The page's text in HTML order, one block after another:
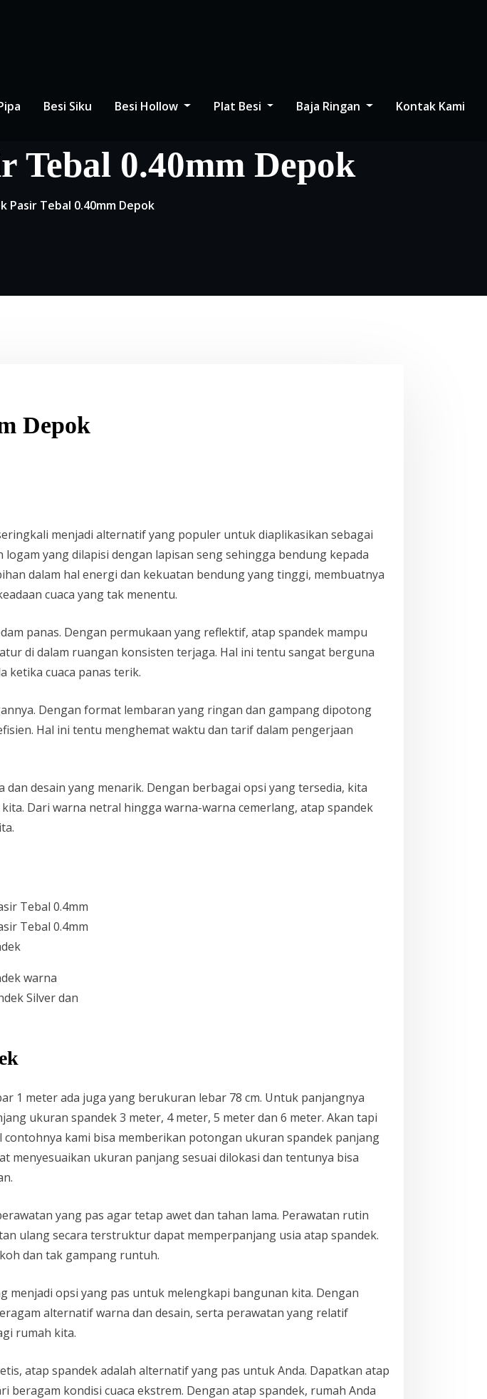
Besi Siku Besi Hollow Plat Besi Baja Ringan Kontak Kami
Tebal 0.40mm Depok
Pasir Tebal 0.40mm Depok
Depok
menjadi alternatif yang populer untuk diaplikasikan sebagai
yang dilapisi dengan lapisan seng sehingga bendung kepada
dalam hal energi dan kekuatan bendung yang tinggi, membuatnya
cuaca yang tak menentu.
panas. Dengan permukaan yang reflektif, atap spandek mampu
di dalam ruangan konsisten terjaga. Hal ini tentu sangat berguna
ketika cuaca panas terik.
Dengan format lembaran yang ringan dan gampang dipotong
Hal ini tentu menghemat waktu dan tarif dalam pengerjaan
desain yang menarik. Dengan berbagai opsi yang tersedia, kita
Dari warna netral hingga warna-warna cemerlang, atap spandek
1 meter ada juga yang berukuran lebar 78 cm. Untuk panjangnya
ukuran spandek 3 meter, 4 meter, 5 meter dan 6 meter. Akan tapi
kami bisa memberikan potongan ukuran spandek panjang
menyesuaikan ukuran panjang sesuai dilokasi dan tentunya bisa
yang pas agar tetap awet dan tahan lama. Perawatan rutin
ulang secara terstruktur dapat memperpanjang usia atap spandek.
dan tak gampang runtuh.
opsi yang pas untuk melengkapi bangunan kita. Dengan
alternatif warna dan desain, serta perawatan yang relatif
rumah kita.
atap spandek adalah alternatif yang pas untuk Anda. Dapatkan atap
kondisi cuaca ekstrem. Dengan atap spandek, rumah Anda